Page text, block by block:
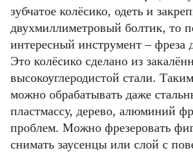
зубчатое колёсико, одеть и
двухмиллиметровый болтик, то
интересный инструмент – фреза
Это колёсико сделано из
высокоуглеродистой стали.
можно обрабатывать даже
пластмассу, дерево, алюминий
проблем. Можно фрезеровать
снимать заусенцы или слой с